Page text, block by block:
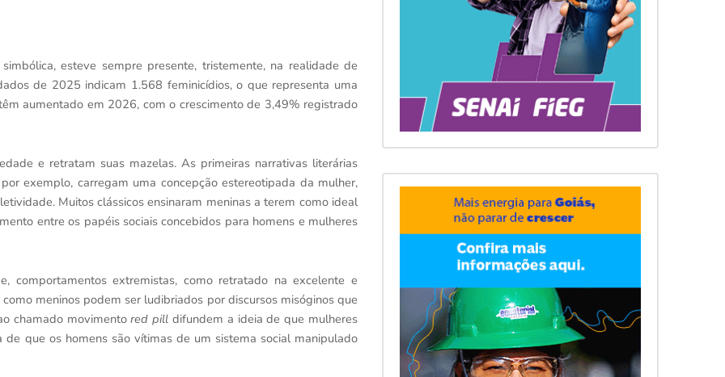
esteve sempre presente, tristemente, na realidade de
de 2025 indicam 1.568 feminicídios, o que representa uma
aumentado em 2026, com o crescimento de 3,49% registrado
e retratam suas mazelas. As primeiras narrativas literárias
exemplo, carregam uma concepção estereotipada da mulher,
Muitos clássicos ensinaram meninas a terem como ideal
entre os papéis sociais concebidos para homens e mulheres
comportamentos extremistas, como retratado na excelente e
meninos podem ser ludibriados por discursos misóginos que
chamado movimentored pill difundem a ideia de que mulheres
que os homens são vítimas de um sistema social manipulado